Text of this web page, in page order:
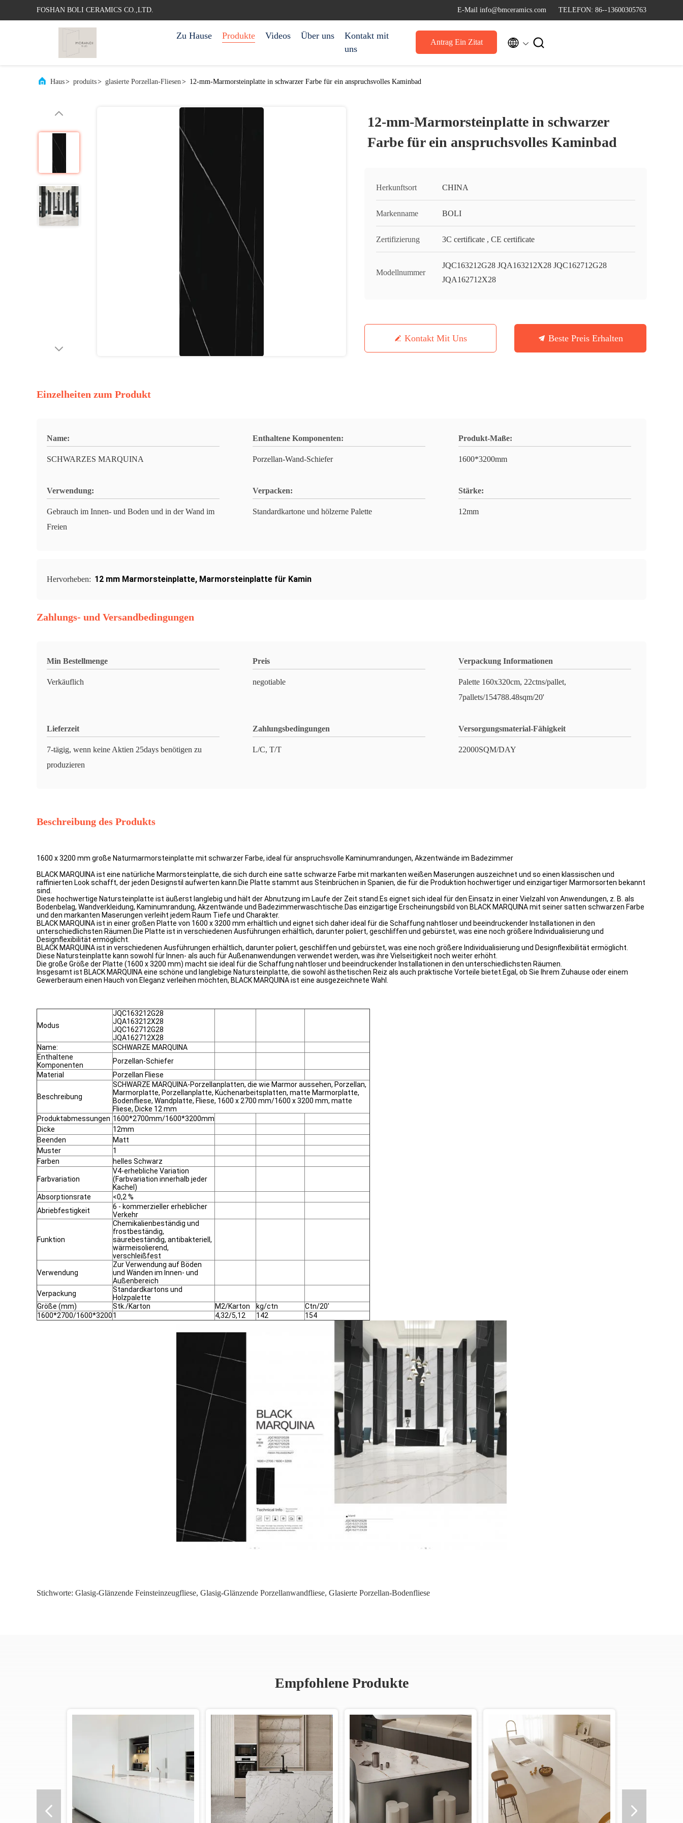
FOSHAN BOLI CERAMICS CO.,LTD. E-Mail info@bmceramics.com TELEFON: 86--13600305763
Zu Hause Produkte Videos Über uns
Kontakt mit
uns
Antrag Ein Zitat  
Haus> produits> glasierte Porzellan-Fliesen> 12-mm-Marmorsteinplatte in schwarzer Farbe für ein anspruchsvolles Kaminbad
12-mm-Marmorsteinplatte in schwarzer
Farbe für ein anspruchsvolles Kaminbad
Herkunftsort CHINA
Markenname BOLI
Zertifizierung 3C certificate , CE certificate
Modellnummer
JQC163212G28 JQA163212X28 JQC162712G28
JQA162712X28
Kontakt Mit Uns Beste Preis Erhalten
Einzelheiten zum Produkt
Name:
SCHWARZES MARQUINA
Enthaltene Komponenten:
Porzellan-Wand-Schiefer
Produkt-Maße:
1600*3200mm
Verwendung:
Gebrauch im Innen- und Boden und in der Wand im
Freien
Verpacken:
Standardkartone und hölzerne Palette
Stärke:
12mm
Hervorheben: 12 mm Marmorsteinplatte, Marmorsteinplatte für Kamin
Zahlungs- und Versandbedingungen
Min Bestellmenge
Verkäuflich
Preis
negotiable
Verpackung Informationen
Palette 160x320cm, 22ctns/pallet,
7pallets/154788.48sqm/20'
Lieferzeit
7-tägig, wenn keine Aktien 25days benötigen zu
produzieren
Zahlungsbedingungen
L/C, T/T
Versorgungsmaterial-Fähigkeit
22000SQM/DAY
Beschreibung des Produkts
1600 x 3200 mm große Naturmarmorsteinplatte mit schwarzer Farbe, ideal für anspruchsvolle Kaminumrandungen, Akzentwände im Badezimmer
BLACK MARQUINA ist eine natürliche Marmorsteinplatte, die sich durch eine satte schwarze Farbe mit markanten weißen Maserungen auszeichnet und so einen klassischen und
raffinierten Look schafft, der jeden Designstil aufwerten kann.Die Platte stammt aus Steinbrüchen in Spanien, die für die Produktion hochwertiger und einzigartiger Marmorsorten bekannt
sind.
Diese hochwertige Natursteinplatte ist äußerst langlebig und hält der Abnutzung im Laufe der Zeit stand.Es eignet sich ideal für den Einsatz in einer Vielzahl von Anwendungen, z. B. als
Bodenbelag, Wandverkleidung, Kaminumrandung, Akzentwände und Badezimmerwaschtische.Das einzigartige Erscheinungsbild von BLACK MARQUINA mit seiner satten schwarzen Farbe
und den markanten Maserungen verleiht jedem Raum Tiefe und Charakter.
BLACK MARQUINA ist in einer großen Platte von 1600 x 3200 mm erhältlich und eignet sich daher ideal für die Schaffung nahtloser und beeindruckender Installationen in den
unterschiedlichsten Räumen.Die Platte ist in verschiedenen Ausführungen erhältlich, darunter poliert, geschliffen und gebürstet, was eine noch größere Individualisierung und
Designflexibilität ermöglicht.
BLACK MARQUINA ist in verschiedenen Ausführungen erhältlich, darunter poliert, geschliffen und gebürstet, was eine noch größere Individualisierung und Designflexibilität ermöglicht.
Diese Natursteinplatte kann sowohl für Innen- als auch für Außenanwendungen verwendet werden, was ihre Vielseitigkeit noch weiter erhöht.
Die große Größe der Platte (1600 x 3200 mm) macht sie ideal für die Schaffung nahtloser und beeindruckender Installationen in den unterschiedlichsten Räumen.
Insgesamt ist BLACK MARQUINA eine schöne und langlebige Natursteinplatte, die sowohl ästhetischen Reiz als auch praktische Vorteile bietet.Egal, ob Sie Ihrem Zuhause oder einem
Gewerberaum einen Hauch von Eleganz verleihen möchten, BLACK MARQUINA ist eine ausgezeichnete Wahl.
Modus
JQC163212G28
JQA163212X28
JQC162712G28
JQA162712X28
Name:
SCHWARZE MARQUINA
Enthaltene
Komponenten
Porzellan-Schiefer
Material
Porzellan Fliese
Beschreibung
SCHWARZE MARQUINA-Porzellanplatten, die wie Marmor aussehen, Porzellan,
Marmorplatte, Porzellanplatte, Küchenarbeitsplatten, matte Marmorplatte,
Bodenfliese, Wandplatte, Fliese, 1600 x 2700 mm/1600 x 3200 mm, matte
Fliese, Dicke 12 mm
Produktabmessungen 1600*2700mm/1600*3200mm
Dicke
12mm
Beenden
Matt
Muster
1
Farben
helles Schwarz
Farbvariation
V4-erhebliche Variation
(Farbvariation innerhalb jeder
Kachel)
Absorptionsrate
<0,2 %
Abriebfestigkeit
6 - kommerzieller erheblicher
Verkehr
Funktion
Chemikalienbeständig und
frostbeständig,
säurebeständig, antibakteriell,
wärmeisolierend,
verschleißfest
Verwendung
Zur Verwendung auf Böden
und Wänden im Innen- und
Außenbereich
Verpackung
Standardkartons und
Holzpalette
Größe (mm)
Stk./Karton M2/Karton kg/ctn
Ctn/20'
1600*2700/1600*32001 4,32/5,12 142 154
Stichworte: Glasig-Glänzende Feinsteinzeugfliese, Glasig-Glänzende Porzellanwandfliese, Glasierte Porzellan-Bodenfliese
Empfohlene Produkte